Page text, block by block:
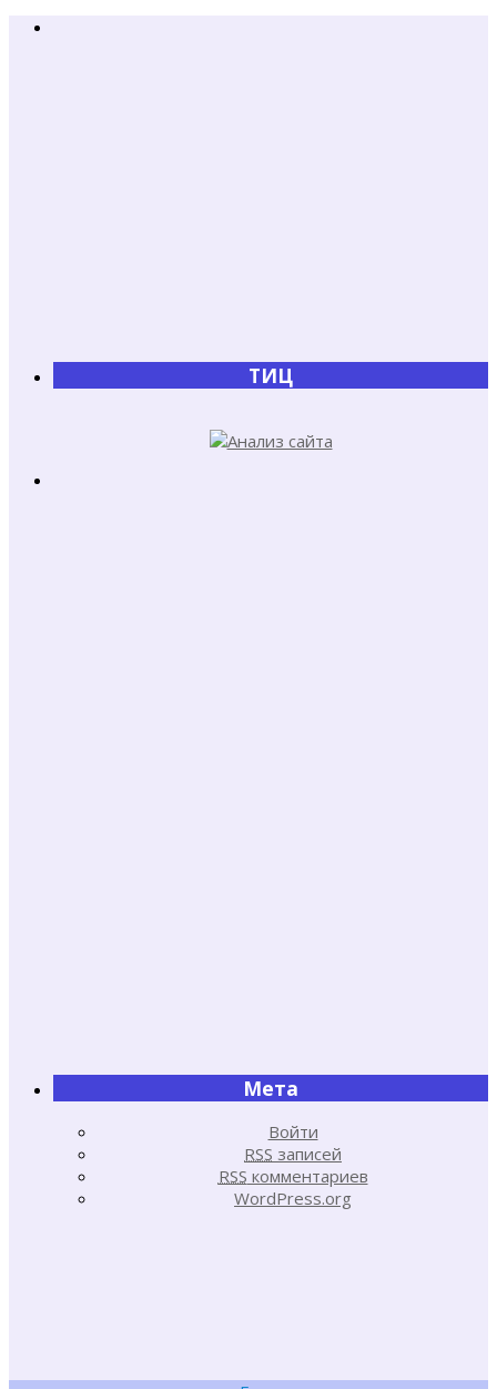
ТИЦ
Мета
Войти
RSS записей
RSS комментариев
WordPress.org